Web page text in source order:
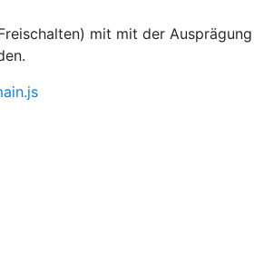
mit mit der